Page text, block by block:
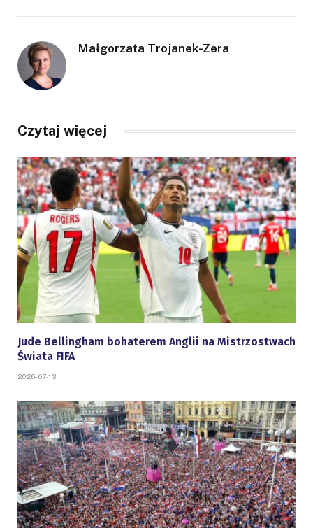
Małgorzata Trojanek-Zera
Czytaj więcej
Jude Bellingham bohaterem Anglii na Mistrzostwach
Świata FIFA
2026-07-13